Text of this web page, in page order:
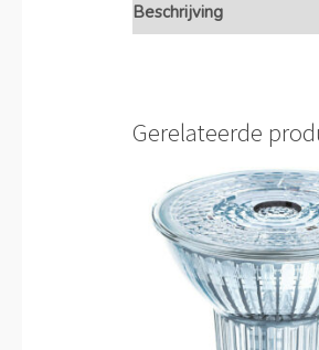
Beschrijving
Gerelateerde